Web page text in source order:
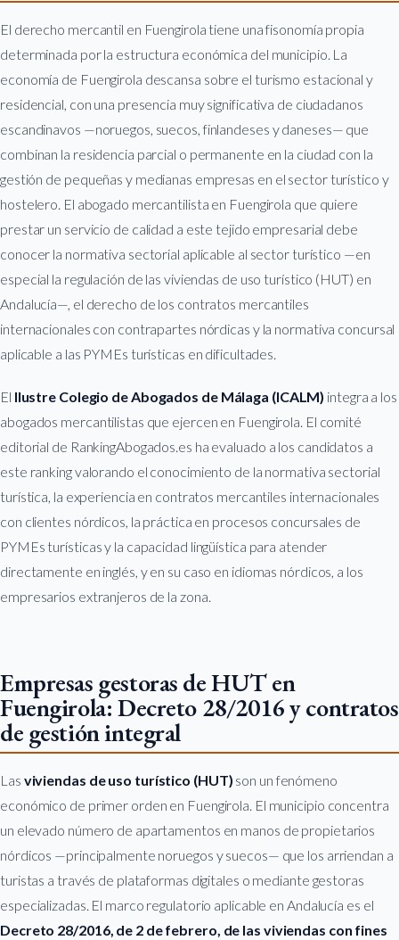
El derecho mercantil en Fuengirola tiene una fisonomía propia
determinada por la estructura económica del municipio. La
economía de Fuengirola descansa sobre el turismo estacional y
residencial, con una presencia muy significativa de ciudadanos
escandinavos —noruegos, suecos, finlandeses y daneses— que
combinan la residencia parcial o permanente en la ciudad con la
gestión de pequeñas y medianas empresas en el sector turístico y
hostelero. El abogado mercantilista en Fuengirola que quiere
prestar un servicio de calidad a este tejido empresarial debe
conocer la normativa sectorial aplicable al sector turístico —en
especial la regulación de las viviendas de uso turístico (HUT) en
Andalucía—, el derecho de los contratos mercantiles
internacionales con contrapartes nórdicas y la normativa concursal
aplicable a las PYMEs turísticas en dificultades.
El Ilustre Colegio de Abogados de Málaga (ICALM) integra a los
abogados mercantilistas que ejercen en Fuengirola. El comité
editorial de RankingAbogados.es ha evaluado a los candidatos a
este ranking valorando el conocimiento de la normativa sectorial
turística, la experiencia en contratos mercantiles internacionales
con clientes nórdicos, la práctica en procesos concursales de
PYMEs turísticas y la capacidad lingüística para atender
directamente en inglés, y en su caso en idiomas nórdicos, a los
empresarios extranjeros de la zona.
Empresas gestoras de HUT en
Fuengirola: Decreto 28/2016 y contratos
de gestión integral
Las viviendas de uso turístico (HUT) son un fenómeno
económico de primer orden en Fuengirola. El municipio concentra
un elevado número de apartamentos en manos de propietarios
nórdicos —principalmente noruegos y suecos— que los arriendan a
turistas a través de plataformas digitales o mediante gestoras
especializadas. El marco regulatorio aplicable en Andalucía es el
Decreto 28/2016, de 2 de febrero, de las viviendas con fines